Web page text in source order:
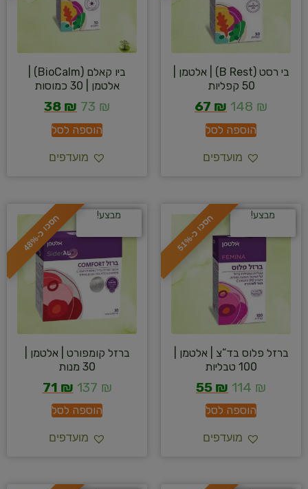
בי רסט (B Rest) | אלטמן |
50 קפליות
148 ₪
67 ₪
הוספה לסל
מועדפים
ביו קאלם (BioCalm) |
אלטמן | 30 כמוסות
73 ₪
38 ₪
הוספה לסל
מועדפים
ח
ס
כ
ו
כ
-
5
1
% מבצע!
ברזל פלוס בד”צ | אלטמן |
100 טבליות
114 ₪
55 ₪
הוספה לסל
מועדפים
ח
ס
כ
ו
כ
-
4
8
% מבצע!
ברזל קומפורט | אלטמן |
30 מנות
137 ₪
71 ₪
הוספה לסל
מועדפים